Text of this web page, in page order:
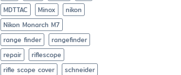
MDTTAC
Minox
nikon
Nikon Monarch M7
range finder
rangefinder
repair
riflescope
rifle scope cover
schneider